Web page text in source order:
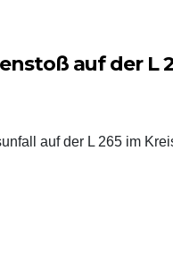
auf der L
auf der L 265 im